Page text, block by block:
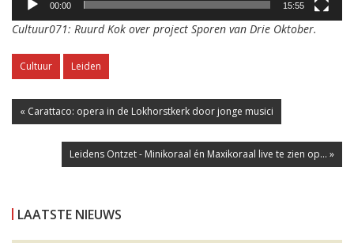
00:00 15:55
Cultuur071: Ruurd Kok over project Sporen van Drie Oktober.
Cultuur Leiden
« Carattaco: opera in de Lokhorstkerk door jonge musici
Leidens Ontzet - Minikoraal én Maxikoraal live te zien op... »
LAATSTE NIEUWS